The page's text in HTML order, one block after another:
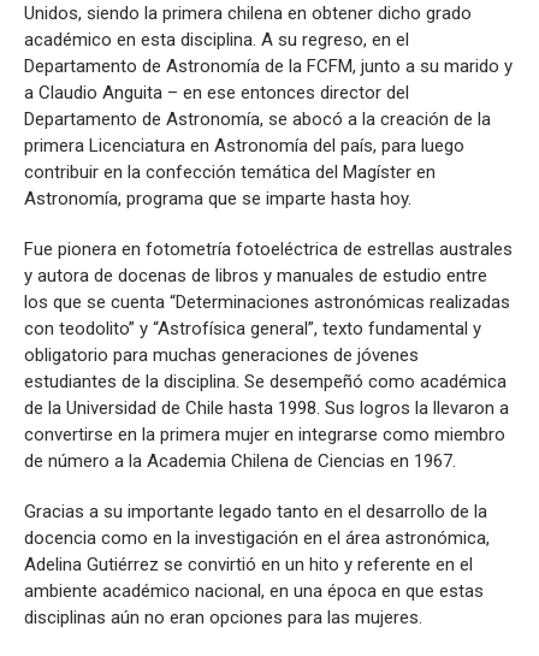
Unidos, siendo la primera chilena en obtener dicho grado
académico en esta disciplina. A su regreso, en el
Departamento de Astronomía de la FCFM, junto a su marido y
a Claudio Anguita – en ese entonces director del
Departamento de Astronomía, se abocó a la creación de la
primera Licenciatura en Astronomía del país, para luego
contribuir en la confección temática del Magíster en
Astronomía, programa que se imparte hasta hoy.
Fue pionera en fotometría fotoeléctrica de estrellas australes
y autora de docenas de libros y manuales de estudio entre
los que se cuenta “Determinaciones astronómicas realizadas
con teodolito” y “Astrofísica general”, texto fundamental y
obligatorio para muchas generaciones de jóvenes
estudiantes de la disciplina. Se desempeñó como académica
de la Universidad de Chile hasta 1998. Sus logros la llevaron a
convertirse en la primera mujer en integrarse como miembro
de número a la Academia Chilena de Ciencias en 1967.
Gracias a su importante legado tanto en el desarrollo de la
docencia como en la investigación en el área astronómica,
Adelina Gutiérrez se convirtió en un hito y referente en el
ambiente académico nacional, en una época en que estas
disciplinas aún no eran opciones para las mujeres.